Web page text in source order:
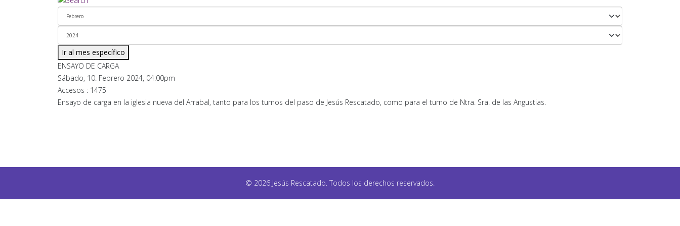
Ir al mes específico
ENSAYO DE CARGA
Sábado, 10. Febrero 2024, 04:00pm
Accesos : 1475
Ensayo de carga en la iglesia nueva del Arrabal, tanto para los turnos del paso de Jesús Rescatado, como para el turno de Ntra. Sra. de las Angustias.
© 2026 Jesús Rescatado. Todos los derechos reservados.